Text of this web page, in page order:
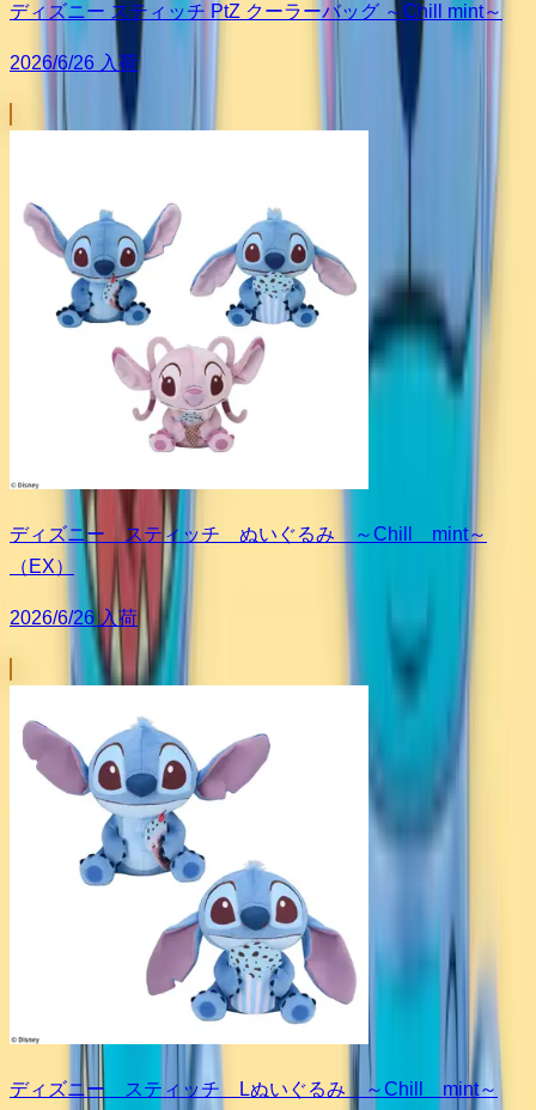
ディズニー スティッチ PtZ クーラーバッグ ～Chill mint～
2026/6/26 入荷
ディズニー スティッチ ぬいぐるみ ～Chill mint～
（EX）
2026/6/26 入荷
ディズニー スティッチ Lぬいぐるみ ～Chill mint～